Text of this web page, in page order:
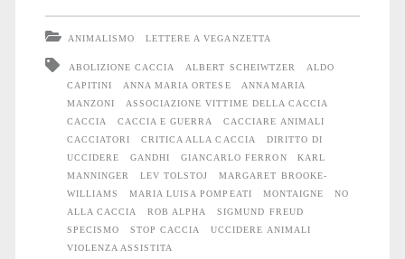
ANIMALISMO LETTERE A VEGANZETTA
ABOLIZIONE CACCIA ALBERT SCHEIWTZER
ALDO
CAPITINI
ANNA MARIA ORTESE
ANNAMARIA
MANZONI
ASSOCIAZIONE VITTIME DELLA CACCIA
CACCIA
CACCIA E GUERRA
CACCIARE ANIMALI
CACCIATORI
CRITICA ALLA CACCIA
DIRITTO DI
UCCIDERE
GANDHI GIANCARLO FERRON
KARL
MANNINGER
LEV TOLSTOJ
MARGARET BROOKE-
WILLIAMS
MARIA LUISA POMPEATI MONTAIGNE
NO
ALLA CACCIA
ROB ALPHA
SIGMUND FREUD
SPECISMO
STOP CACCIA
UCCIDERE ANIMALI
VIOLENZA ASSISTITA